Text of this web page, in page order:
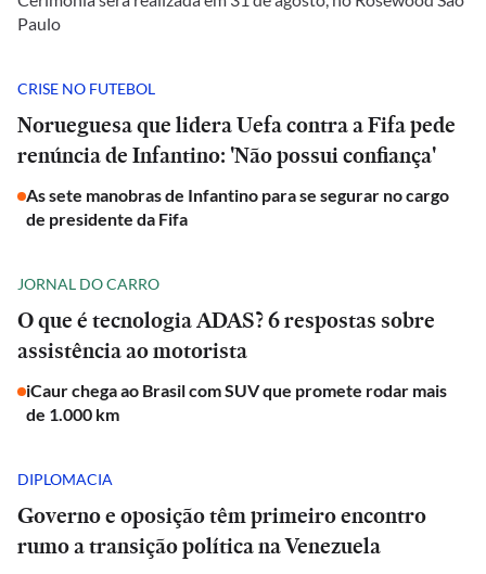
Paulo
CRISE NO FUTEBOL
Norueguesa que lidera Uefa contra a Fifa pede
renúncia de Infantino: 'Não possui confiança'
As sete manobras de Infantino para se segurar no cargo
de presidente da Fifa
JORNAL DO CARRO
O que é tecnologia ADAS? 6 respostas sobre
assistência ao motorista
iCaur chega ao Brasil com SUV que promete rodar mais
de 1.000 km
DIPLOMACIA
Governo e oposição têm primeiro encontro
rumo a transição política na Venezuela